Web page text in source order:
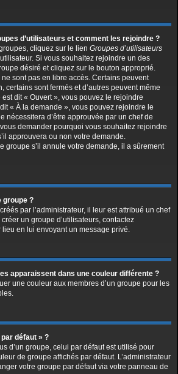
d’utilisateurs et comment les rejoindre ?
cliquez sur le lien Groupes d’utilisateurs
Si vous souhaitez rejoindre un des
désiré et cliquez sur le bouton approprié.
sont pas en libre accès. Certains peuvent
certains sont fermés et d’autres peuvent même
dit « Ouvert », vous pouvez le rejoindre
« À la demande », vous pouvez rejoindre le
nécessitera d’être approuvée par un chef de
demander pourquoi vous souhaitez rejoindre
approuvera ou non votre demande.
groupe s’il annule votre demande, il a sûrement
groupe ?
par l’administrateur, il leur est attribué un chef
un groupe d’utilisateurs, contactez
lieu en lui envoyant un message privé.
apparaissent dans une couleur différente ?
une couleur aux membres d’un groupe pour les
par défaut » ?
d’un groupe, celui par défaut est utilisé pour
de groupe affichés par défaut. L’administrateur
votre groupe par défaut via votre panneau de